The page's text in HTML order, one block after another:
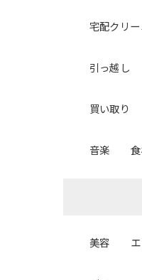
宅配クリ
引っ越し
買い取り
音楽
美容